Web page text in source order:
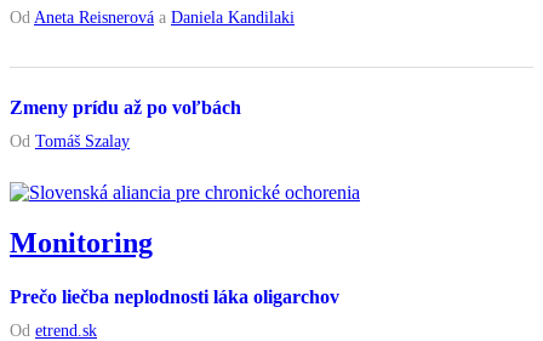
Od Aneta Reisnerová a Daniela Kandilaki
Zmeny prídu až po voľbách
Od Tomáš Szalay
Monitoring
Prečo liečba neplodnosti láka oligarchov
Od etrend.sk